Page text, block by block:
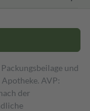
und
AVP:
der